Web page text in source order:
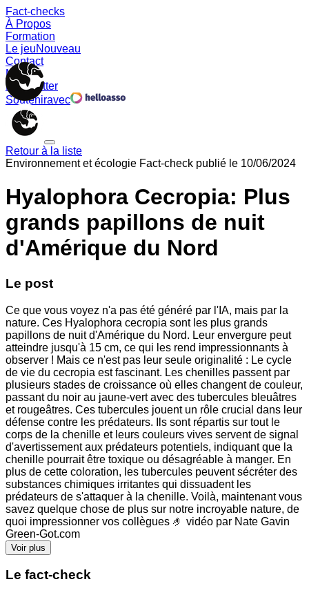
Fact-checks
À Propos
Formation
Le jeuNouveau
Contact
Memes
Newsletter
Souteniravec
Retour à la liste
Environnement et écologie Fact-check publié le 10/06/2024
Hyalophora Cecropia: Plus
grands papillons de nuit
d'Amérique du Nord
Le post
Ce que vous voyez n'a pas été généré par l'IA, mais par la
nature. Ces Hyalophora cecropia sont les plus grands
papillons de nuit d'Amérique du Nord. Leur envergure peut
atteindre jusqu'à 15 cm, ce qui les rend impressionnants à
observer ! Mais ce n'est pas leur seule originalité : Le cycle
de vie du cecropia est fascinant. Les chenilles passent par
plusieurs stades de croissance où elles changent de couleur,
passant du noir au jaune-vert avec des tubercules bleuâtres
et rougeâtres. Ces tubercules jouent un rôle crucial dans leur
défense contre les prédateurs. Ils sont répartis sur tout le
corps de la chenille et leurs couleurs vives servent de signal
d'avertissement aux prédateurs potentiels, indiquant que la
chenille pourrait être toxique ou désagréable à manger. En
plus de cette coloration, les tubercules peuvent sécréter des
substances chimiques irritantes qui dissuadent les
prédateurs de s'attaquer à la chenille. Voilà, maintenant vous
savez quelque chose de plus sur notre incroyable nature, de
quoi impressionner vos collègues 🤌 vidéo par Nate Gavin
Green-Got.com
Voir plus
Le fact-check